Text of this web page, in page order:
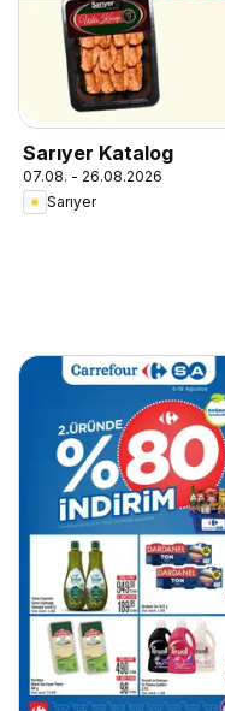
Sarıyer Katalog
07.08. - 26.08.2026
Sarıyer